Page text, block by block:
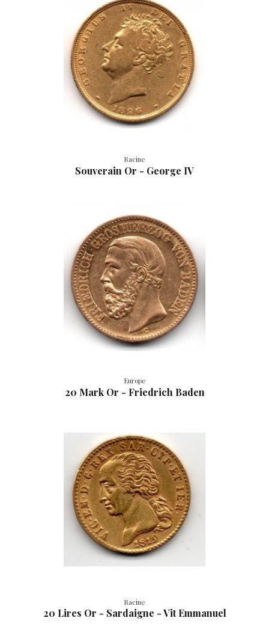
Racine
Souverain Or - George IV
Europe
20 Mark Or - Friedrich Baden
Racine
20 Lires Or - Sardaigne - Vit Emmanuel